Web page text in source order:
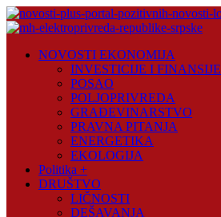
Skip
to
Plus
NOVOSTI EKONOMIJA
INVESTICIJE I FINANSIJE
POSAO
POLJOPRIVREDA
GRAĐEVINARSTVO
PRAVNA PITANJA
ENERGETIKA
EKOLOGIJA
Politika +
DRUŠTVO
LIČNOSTI
DEŠAVANJA